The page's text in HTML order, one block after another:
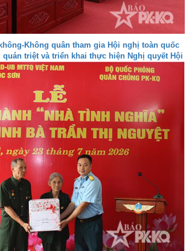
Không quân tham gia Hội nghị toàn quốc
triệt và triển khai thực hiện Nghị quyết Hội
hành Trung ương Đảng khóa XIV